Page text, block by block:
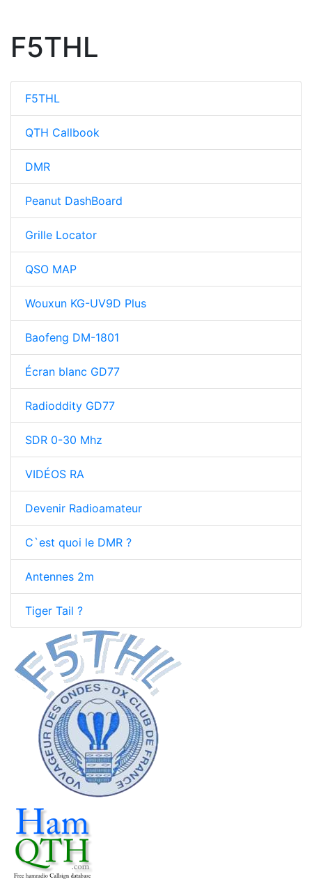
F5THL
F5THL
QTH Callbook
DMR
Peanut DashBoard
Grille Locator
QSO MAP
Wouxun KG-UV9D Plus
Baofeng DM-1801
Écran blanc GD77
Radioddity GD77
SDR 0-30 Mhz
VIDÉOS RA
Devenir Radioamateur
C`est quoi le DMR ?
Antennes 2m
Tiger Tail ?